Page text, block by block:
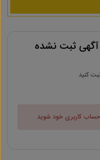
ثبت نشده
کنید
حساب کاربری خود شوید